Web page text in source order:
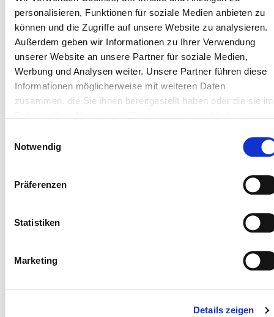
personalisieren, Funktionen für soziale Medien anbieten zu
können und die Zugriffe auf unsere Website zu analysieren.
Außerdem geben wir Informationen zu Ihrer Verwendung
unserer Website an unsere Partner für soziale Medien,
Werbung und Analysen weiter. Unsere Partner führen diese
Informationen möglicherweise mit weiteren Daten
zusammen, die Sie ihnen bereitgestellt haben oder die sie im
Notwendig
Präferenzen
Statistiken
Marketing
Details zeigen
Kontakt
Elternschule im Eltern-Kind-Zentrum Prof. Hess am
Klinikum Bremen-Mitte
Ansprechpartner: Christina Law-McLean
Telefon: (0421) 497-73106
E-Mail: elternschule@gesundheitnord.de
Webseite:Übersicht über die Angebote der
Elternschule im Klinikum Bremen-Mitte
St.-Jürgen-Str. 1
Prof. Hess (Haus 4)
Elternschulen der kommunalen Kliniken in Bremen